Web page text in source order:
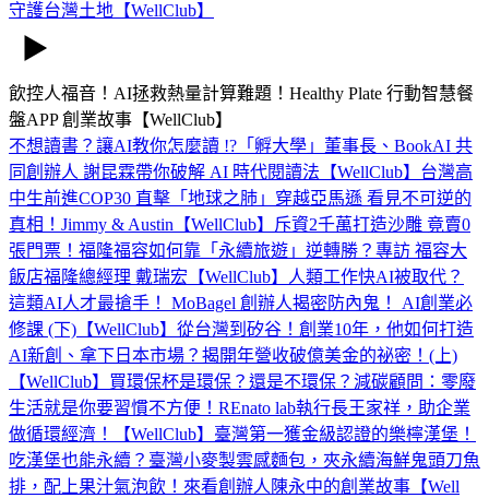
守護台灣土地【WellClub】
飲控人福音！AI拯救熱量計算難題！Healthy Plate 行動智慧餐
盤APP 創業故事【WellClub】
不想讀書？讓AI教你怎麼讀 !?「孵大學」董事長、BookAI 共
同創辦人 謝昆霖帶你破解 AI 時代閱讀法【WellClub】 台灣高
中生前進COP30 直擊「地球之肺」穿越亞馬遜 看見不可逆的
真相！Jimmy & Austin【WellClub】 斥資2千萬打造沙雕 竟賣0
張門票！福隆福容如何靠「永續旅遊」逆轉勝？專訪 福容大
飯店福隆總經理 戴瑞宏【WellClub】 人類工作快AI被取代？
這類AI人才最搶手！ MoBagel 創辦人揭密防內鬼！ AI創業必
修課 (下)【WellClub】 從台灣到矽谷！創業10年，他如何打造
AI新創、拿下日本市場？揭開年營收破億美金的祕密！(上)
【WellClub】 買環保杯是環保？還是不環保？減碳顧問：零廢
生活就是你要習慣不方便！REnato lab執行長王家祥，助企業
做循環經濟！【WellClub】 臺灣第一獲金級認證的樂檸漢堡！
吃漢堡也能永續？臺灣小麥製雲感麵包，夾永續海鮮鬼頭刀魚
排，配上果汁氣泡飲！來看創辦人陳永中的創業故事【Well